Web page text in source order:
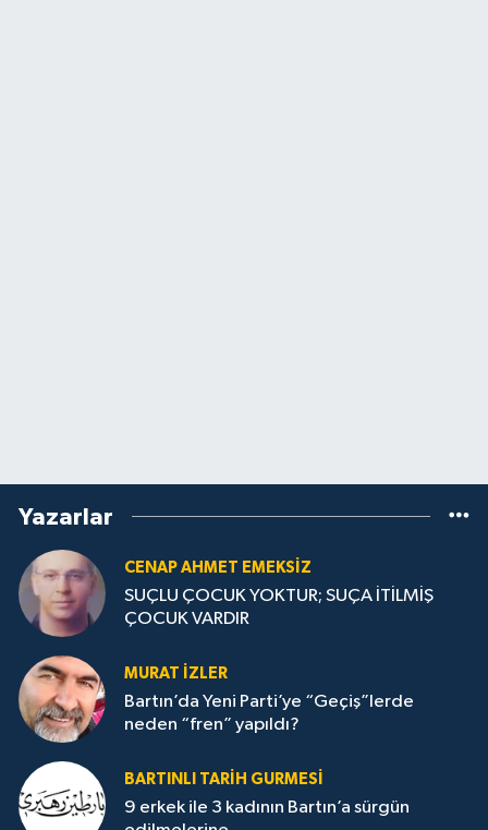
Yazarlar
CENAP AHMET EMEKSİZ
SUÇLU ÇOCUK YOKTUR; SUÇA İTİLMİŞ
ÇOCUK VARDIR
MURAT İZLER
Bartın’da Yeni Parti’ye “Geçiş”lerde
neden “fren” yapıldı?
BARTINLI TARIH GURMESI
9 erkek ile 3 kadının Bartın’a sürgün